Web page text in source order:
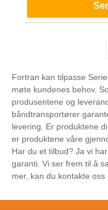
Fortran kan tilpasse
møte kundenes behov.
produsentene og
båndtransportører
levering. Er produktene
er produktene våre
Har du et tilbud? Ja vi
garanti. Vi ser frem til å
mer, kan du kontakte